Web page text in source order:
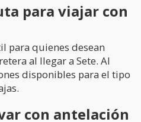
para viajar con
para quienes desean
al llegar a Sete. Al
disponibles para el tipo
con antelación